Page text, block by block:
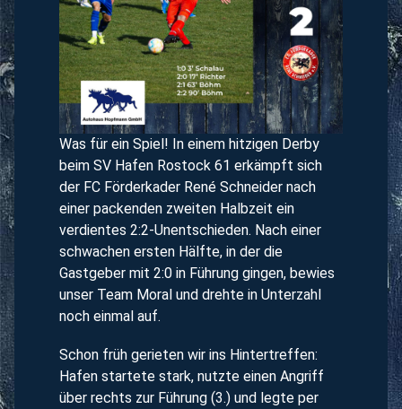
Was für ein Spiel! In einem hitzigen Derby
beim SV Hafen Rostock 61 erkämpft sich
der FC Förderkader René Schneider nach
einer packenden zweiten Halbzeit ein
verdientes 2:2-Unentschieden. Nach einer
schwachen ersten Hälfte, in der die
Gastgeber mit 2:0 in Führung gingen, bewies
unser Team Moral und drehte in Unterzahl
noch einmal auf.
Schon früh gerieten wir ins Hintertreffen:
Hafen startete stark, nutzte einen Angriff
über rechts zur Führung (3.) und legte per